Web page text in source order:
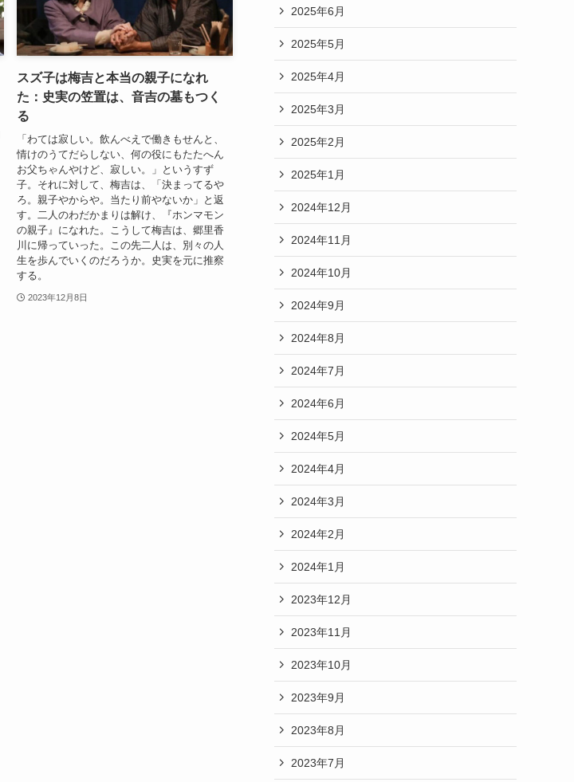
スズ子は梅吉と本当の親子になれ
た：史実の笠置は、音吉の墓もつく
る
「わては寂しい。飲んべえで働きもせんと、
情けのうてだらしない、何の役にもたたへん
お父ちゃんやけど、寂しい。」というすず
子。それに対して、梅吉は、「決まってるや
ろ。親子やからや。当たり前やないか」と返
す。二人のわだかまりは解け、『ホンマモン
の親子』になれた。こうして梅吉は、郷里香
川に帰っていった。この先二人は、別々の人
生を歩んでいくのだろうか。史実を元に推察
する。
2023年12月8日
2025年6月
2025年5月
2025年4月
2025年3月
2025年2月
2025年1月
2024年12月
2024年11月
2024年10月
2024年9月
2024年8月
2024年7月
2024年6月
2024年5月
2024年4月
2024年3月
2024年2月
2024年1月
2023年12月
2023年11月
2023年10月
2023年9月
2023年8月
2023年7月